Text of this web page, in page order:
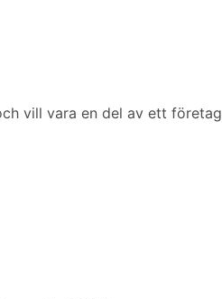
vill vara en del av ett